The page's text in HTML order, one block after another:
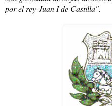
por el rey Juan I de Castilla".